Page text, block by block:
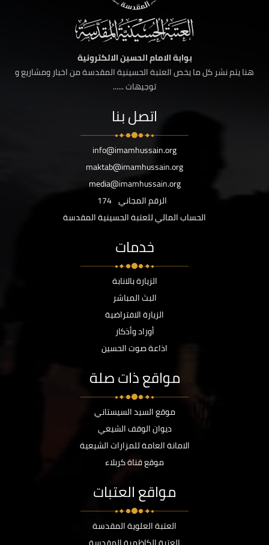
بوابة الامام الحسين الالكترونية
هنا يتم نشر كل ما يخص العتبة الحسينية المقدسة من اخبار ومشاريع و
توجيهات ......
اتصل بنا
info@imamhussain.org
maktab@imamhussain.org
media@imamhussain.org
الرقم المجاني 174
الحساب المالي للعتبة الحسينية المقدسة
خدمات
الزيارة بالانابة
البث المباشر
الزيارة الافتراضية
أوراد وأذكار
اذاعة صوت الحسين
مواقع ذات صلة
موقع السيد السيستاني
ديوان الوقف الشيعي
الامانة العامة للمزارات الشيعية
موقع قناة كربلاء
مواقع العتبات
العتبة العلوية المقدسة